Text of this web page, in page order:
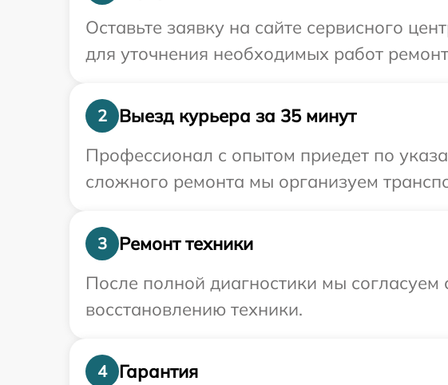
Оставьте заявку на сайте сервисного
для уточнения необходимых работ
2
Выезд курьера за 35 минут
Профессионал с опытом приедет по
сложного ремонта мы организуем
3
Ремонт техники
После полной диагностики мы
восстановлению техники.
4
Гарантия